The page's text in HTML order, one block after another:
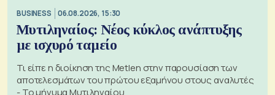
BUSINESS 06.08.2026, 15:30
Μυτιληναίος: Νέος κύκλος ανάπτυξης
με ισχυρό ταμείο
Τι είπε η διοίκηση της Metlen στην παρουσίαση των
αποτελεσμάτων του πρώτου εξαμήνου στους αναλυτές
- Το μήνυμα Μυτιληναίου